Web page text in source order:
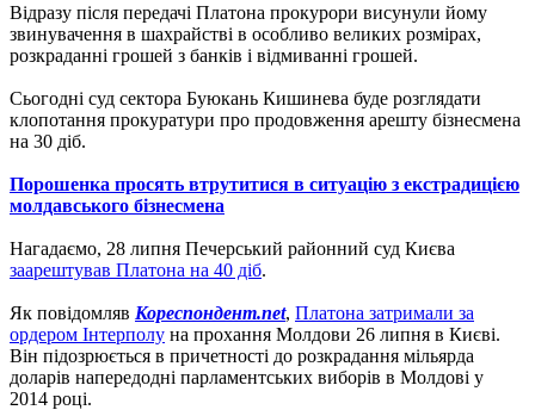
Відразу після передачі Платона прокурори висунули йому
звинувачення в шахрайстві в особливо великих розмірах,
розкраданні грошей з банків і відмиванні грошей.
Сьогодні суд сектора Буюкань Кишинева буде розглядати
клопотання прокуратури про продовження арешту бізнесмена
на 30 діб.
Порошенка просять втрутитися в ситуацію з екстрадицією
молдавського бізнесмена
Нагадаємо, 28 липня Печерський районний суд Києва
заарештував Платона на 40 діб.
Як повідомляв Кореспондент.net, Платона затримали за
ордером Інтерполу на прохання Молдови 26 липня в Києві.
Він підозрюється в причетності до розкрадання мільярда
доларів напередодні парламентських виборів в Молдові у
2014 році.